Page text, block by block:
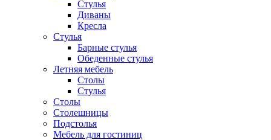
Стулья
Диваны
Кресла
Стулья
Барные стулья
Обеденные стулья
Летняя мебель
Столы
Стулья
Столы
Столешницы
Подстолья
Мебель для гостиниц